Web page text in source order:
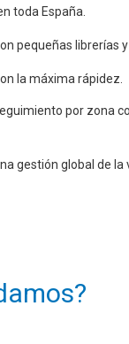
toda España.
pequeñas librerías
la máxima rápidez.
por zona
gestión global de la